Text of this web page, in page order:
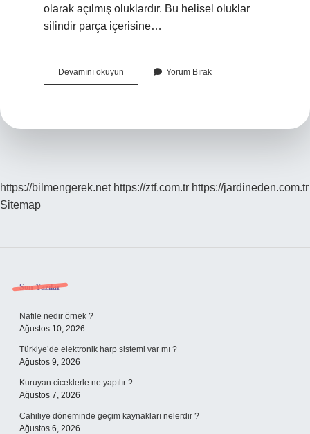
olarak açılmış oluklardır. Bu helisel oluklar
silindir parça içerisine…
Devamını okuyun
Başlı
Yorum Bırak
https://bilmengerek.net https://ztf.com.tr https://jardineden.com.tr
Sitemap
Sidebar
Son Yazılar
Nafile nedir örnek ?
Ağustos 10, 2026
Türkiye’de elektronik harp sistemi var mı ?
Ağustos 9, 2026
Kuruyan ciceklerle ne yapılır ?
Ağustos 7, 2026
Cahiliye döneminde geçim kaynakları nelerdir ?
Ağustos 6, 2026